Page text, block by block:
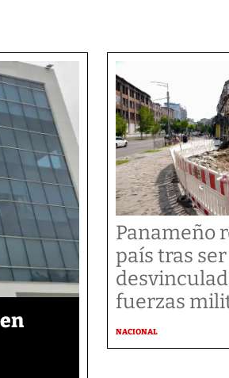
Panameño
país tras ser
fuerzas
NACIONAL